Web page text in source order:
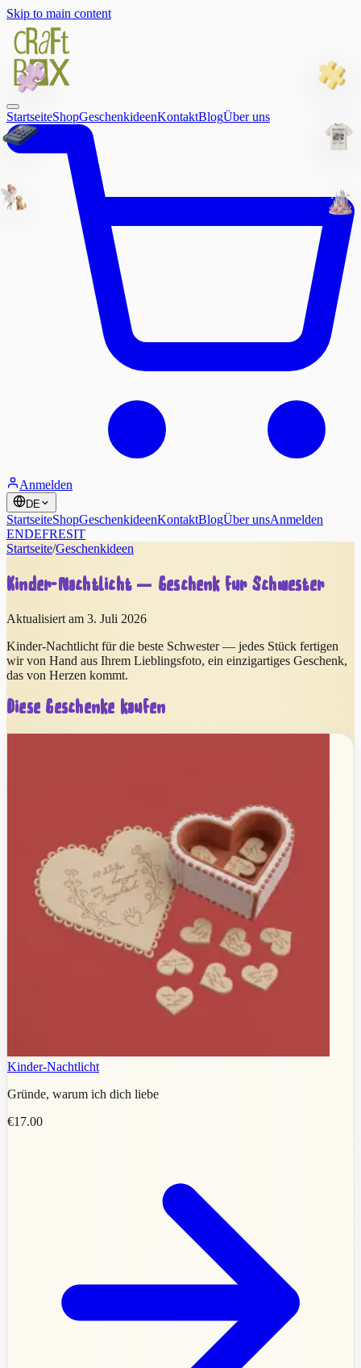
Skip to main content
StartseiteShopGeschenkideenKontaktBlogÜber uns
Anmelden
DE
StartseiteShopGeschenkideenKontaktBlogÜber unsAnmelden
ENDEFRESIT
Startseite/Geschenkideen
Kinder-Nachtlicht — Geschenk für Schwester
Aktualisiert am 3. Juli 2026
Kinder-Nachtlicht für die beste Schwester — jedes Stück fertigen
wir von Hand aus Ihrem Lieblingsfoto, ein einzigartiges Geschenk,
das von Herzen kommt.
Diese Geschenke kaufen
Kinder-Nachtlicht
Gründe, warum ich dich liebe
€17.00